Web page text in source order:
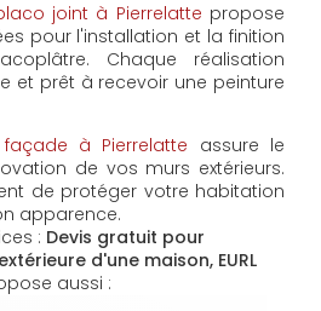
joint à Pierrelatte propose
pour l'installation et la finition
Chaque réalisation
et prêt à recevoir une peinture
à Pierrelatte assure le
de vos murs extérieurs.
de protéger votre habitation
apparence.
: Devis gratuit pour
d'une maison, EURL
aussi :